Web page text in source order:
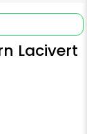
Lacivert